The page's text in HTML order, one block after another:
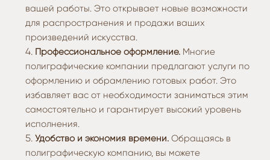
вашей работы. Это открывает новые возможности
для распространения и продажи ваших
произведений искусства.
Профессиональное оформление. Многие
полиграфические компании предлагают услуги по
оформлению и обрамлению готовых работ. Это
избавляет вас от необходимости заниматься этим
самостоятельно и гарантирует высокий уровень
исполнения.
Удобство и экономия времени. Обращаясь в
полиграфическую компанию, вы можете